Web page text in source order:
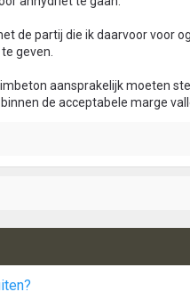
de partij die ik daarvoor voor
geven.
aansprakelijk moeten
de acceptabele marge